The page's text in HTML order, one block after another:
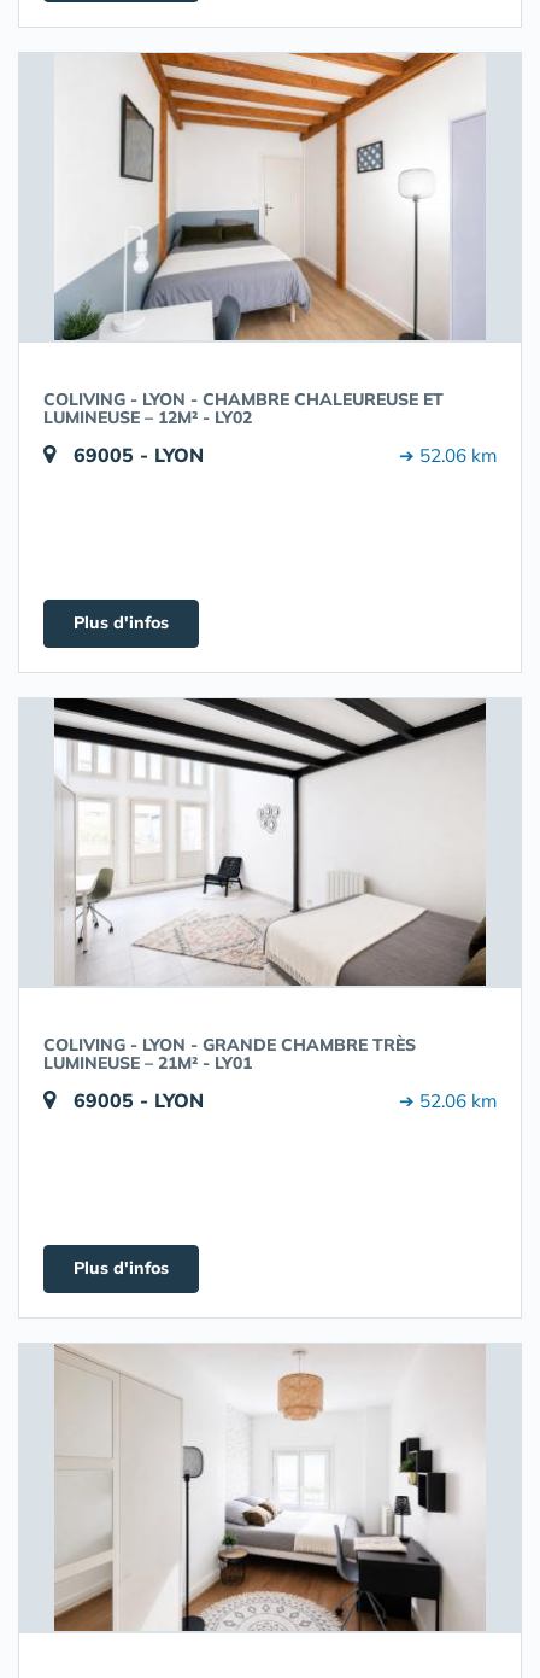
COLIVING - LYON - CHAMBRE CHALEUREUSE ET
LUMINEUSE – 12M² - LY02
69005 - LYON ➔ 52.06 km
Plus d'infos
COLIVING - LYON - GRANDE CHAMBRE TRÈS
LUMINEUSE – 21M² - LY01
69005 - LYON ➔ 52.06 km
Plus d'infos